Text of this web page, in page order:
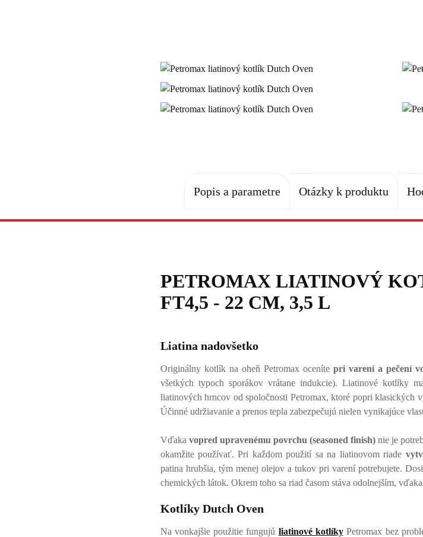
Popis a parametre Otázky k produktu
PETROMAX LIATINOVÝ
FT4,5 - 22 CM, 3,5 L
Liatina nadovšetko
Originálny kotlík na oheň Petromax oceníte pri varení a pečení
všetkých typoch sporákov vrátane indukcie). Liatinové kotlíky
liatinových hrncov od spoločnosti Petromax, ktoré popri
Účinné udržiavanie a prenos tepla zabezpečujú nielen vynikajúce
Vďaka vopred upravenému povrchu (seasoned finish)nie je
okamžite používať. Pri každom použití sa na liatinovom riade
patina hrubšia, tým menej olejov a tukov pri varení potrebujete.
chemických látok. Okrem toho sa riad časom stáva odolnejším,
Kotlíky Dutch Oven
Na vonkajšie použitie fungujú liatinové kotlíkyPetromax bez